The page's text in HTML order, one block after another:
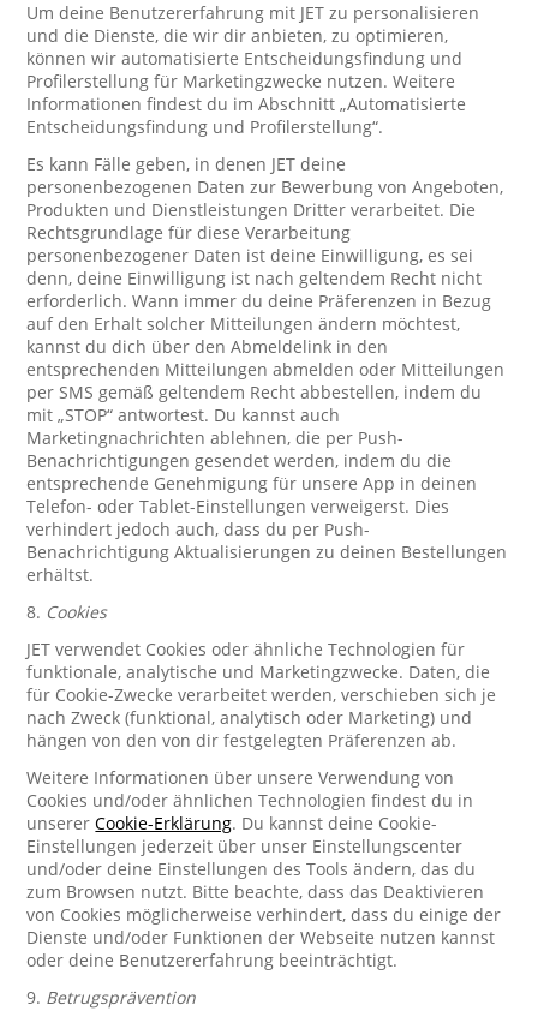
Um deine Benutzererfahrung mit JET zu personalisieren
und die Dienste, die wir dir anbieten, zu optimieren,
können wir automatisierte Entscheidungsfindung und
Profilerstellung für Marketingzwecke nutzen. Weitere
Informationen findest du im Abschnitt „Automatisierte
Entscheidungsfindung und Profilerstellung“.
Es kann Fälle geben, in denen JET deine
personenbezogenen Daten zur Bewerbung von Angeboten,
Produkten und Dienstleistungen Dritter verarbeitet. Die
Rechtsgrundlage für diese Verarbeitung
personenbezogener Daten ist deine Einwilligung, es sei
denn, deine Einwilligung ist nach geltendem Recht nicht
erforderlich. Wann immer du deine Präferenzen in Bezug
auf den Erhalt solcher Mitteilungen ändern möchtest,
kannst du dich über den Abmeldelink in den
entsprechenden Mitteilungen abmelden oder Mitteilungen
per SMS gemäß geltendem Recht abbestellen, indem du
mit „STOP“ antwortest. Du kannst auch
Marketingnachrichten ablehnen, die per Push-
Benachrichtigungen gesendet werden, indem du die
entsprechende Genehmigung für unsere App in deinen
Telefon- oder Tablet-Einstellungen verweigerst. Dies
verhindert jedoch auch, dass du per Push-
Benachrichtigung Aktualisierungen zu deinen Bestellungen
erhältst.
8. Cookies
JET verwendet Cookies oder ähnliche Technologien für
funktionale, analytische und Marketingzwecke. Daten, die
für Cookie-Zwecke verarbeitet werden, verschieben sich je
nach Zweck (funktional, analytisch oder Marketing) und
hängen von den von dir festgelegten Präferenzen ab.
Weitere Informationen über unsere Verwendung von
Cookies und/oder ähnlichen Technologien findest du in
unsererCookie-Erklärung. Du kannst deine Cookie-
Einstellungen jederzeit über unser Einstellungscenter
und/oder deine Einstellungen des Tools ändern, das du
zum Browsen nutzt. Bitte beachte, dass das Deaktivieren
von Cookies möglicherweise verhindert, dass du einige der
Dienste und/oder Funktionen der Webseite nutzen kannst
oder deine Benutzererfahrung beeinträchtigt.
9. Betrugsprävention